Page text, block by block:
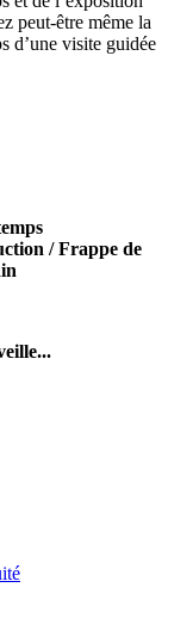
peut-être même la
d’une visite guidée
/ Frappe de